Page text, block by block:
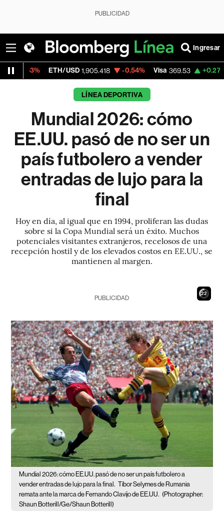
PUBLICIDAD
Ingresar
USD 1,905.418 -0.54% Visa 369.53 +0.27%
LÍNEA DEPORTIVA
Mundial 2026: cómo
EE.UU. pasó de no ser un
país futbolero a vender
entradas de lujo para la
final
Hoy en día, al igual que en 1994, proliferan las dudas
sobre si la Copa Mundial será un éxito. Muchos
potenciales visitantes extranjeros, recelosos de una
recepción hostil y de los elevados costos en EE.UU., se
mantienen al margen.
21
PUBLICIDAD
Mundial 2026: cómo EE.UU. pasó de no ser un país futbolero a
vender entradas de lujo para la final. Tibor Selymes de Rumania
remata ante la marca de Fernando Clavijo de EE.UU. (Photographer:
Shaun Botterill/Ge/Shaun Botterill)